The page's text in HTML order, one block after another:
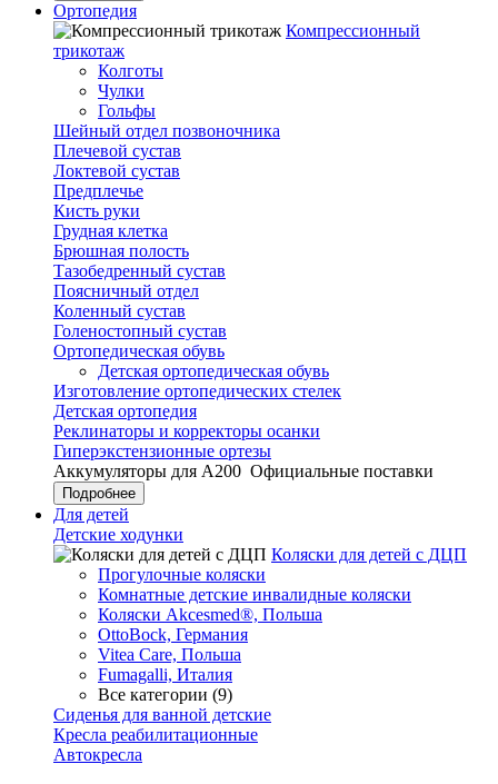
Ортопедия
Компрессионный
трикотаж
Колготы
Чулки
Гольфы
Шейный отдел позвоночника
Плечевой сустав
Локтевой сустав
Предплечье
Кисть руки
Грудная клетка
Брюшная полость
Тазобедренный сустав
Поясничный отдел
Коленный сустав
Голеностопный сустав
Ортопедическая обувь
Детская ортопедическая обувь
Изготовление ортопедических стелек
Детская ортопедия
Реклинаторы и корректоры осанки
Гиперэкстензионные ортезы
Аккумуляторы для А200 Официальные поставки
Подробнее
Для детей
Детские ходунки
Коляски для детей с ДЦП
Прогулочные коляски
Комнатные детские инвалидные коляски
Коляски Akcesmed®, Польша
OttoBock, Германия
Vitea Care, Польша
Fumagalli, Италия
Все категории (9)
Сиденья для ванной детские
Кресла реабилитационные
Автокресла